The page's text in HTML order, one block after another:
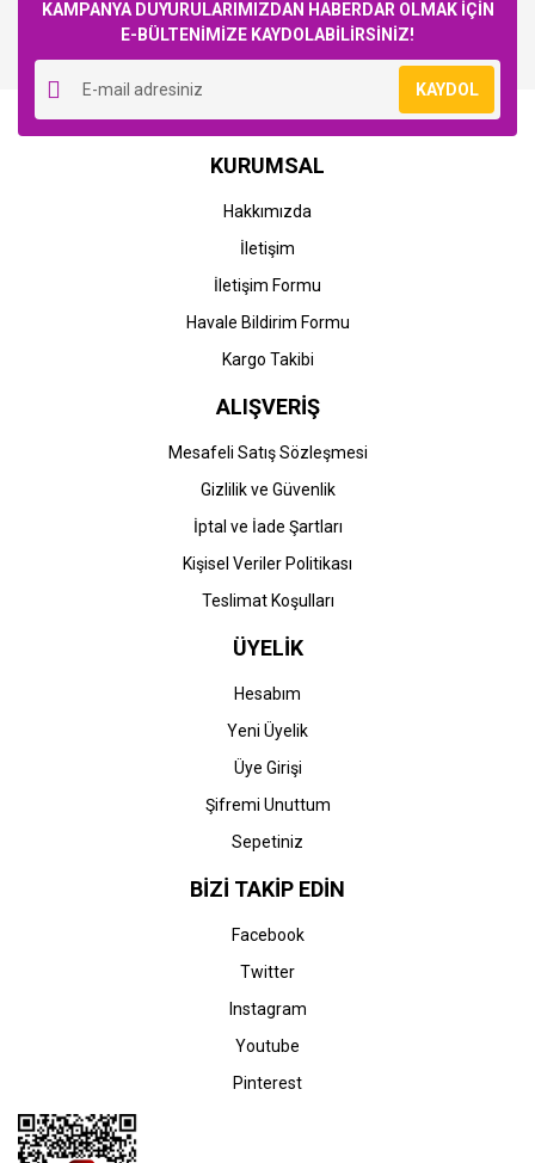
Yorum Yaz
Advance C5030 Yazıcı (C-
Advance C5030i Yazıcı (C-
0,00 TL
STOK BİLGİSİNİ SORUNUZ
Canon imageRUNNER
Advance C5035 Yazıcı (C-
STOK BİLGİSİNİ SORUNUZ
Canon
Canon imageRUNNER
Advance C5035i Yazıcı (C-
EXV 29)
0,00 TL
STOK BİLGİSİNİ SORUNUZ
Canon imageRUNNER
Advance C5235 Yazıcı (C-
Canon
Canon imageRUNNER
Advance C5235A Yazıcı
STOK BİLGİSİNİ SORUNUZ
KAMPANYA DUYURULARIMIZDAN HABERDAR OLMAK İÇİN
E-BÜLTENİMİZE KAYDOLABİLİRSİNİZ!
KAYDOL
KURUMSAL
Hakkımızda
İletişim
İletişim Formu
Havale Bildirim Formu
Kargo Takibi
ALIŞVERİŞ
Mesafeli Satış Sözleşmesi
Gizlilik ve Güvenlik
İptal ve İade Şartları
Kişisel Veriler Politikası
Teslimat Koşulları
ÜYELİK
Hesabım
Yeni Üyelik
Üye Girişi
Şifremi Unuttum
Sepetiniz
BİZİ TAKİP EDİN
Facebook
Twitter
Instagram
Youtube
Pinterest